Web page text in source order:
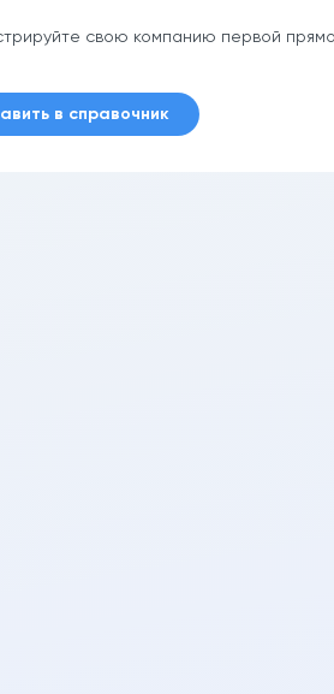
свою компанию первой
в справочник